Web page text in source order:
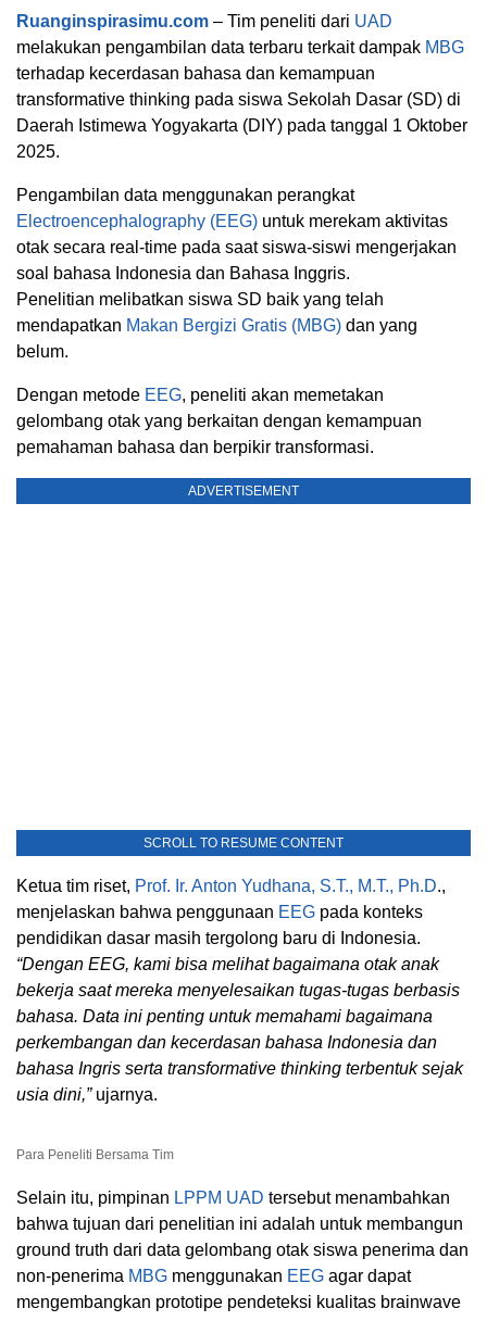
Ruanginspirasimu.com – Tim peneliti dari UAD
melakukan pengambilan data terbaru terkait dampak MBG
terhadap kecerdasan bahasa dan kemampuan
transformative thinking pada siswa Sekolah Dasar (SD) di
Daerah Istimewa Yogyakarta (DIY) pada tanggal 1 Oktober
2025.
Pengambilan data menggunakan perangkat
Electroencephalography (EEG) untuk merekam aktivitas
otak secara real-time pada saat siswa-siswi mengerjakan
soal bahasa Indonesia dan Bahasa Inggris.
Penelitian melibatkan siswa SD baik yang telah
mendapatkan Makan Bergizi Gratis (MBG) dan yang
belum.
Dengan metode EEG, peneliti akan memetakan
gelombang otak yang berkaitan dengan kemampuan
pemahaman bahasa dan berpikir transformasi.
ADVERTISEMENT
SCROLL TO RESUME CONTENT
Ketua tim riset, Prof. Ir. Anton Yudhana, S.T., M.T., Ph.D.,
menjelaskan bahwa penggunaan EEG pada konteks
pendidikan dasar masih tergolong baru di Indonesia.
“Dengan EEG, kami bisa melihat bagaimana otak anak
bekerja saat mereka menyelesaikan tugas-tugas berbasis
bahasa. Data ini penting untuk memahami bagaimana
perkembangan dan kecerdasan bahasa Indonesia dan
bahasa Ingris serta transformative thinking terbentuk sejak
usia dini,”ujarnya.
Para Peneliti Bersama Tim
Selain itu, pimpinan LPPM UAD tersebut menambahkan
bahwa tujuan dari penelitian ini adalah untuk membangun
ground truth dari data gelombang otak siswa penerima dan
non-penerima MBG menggunakan EEG agar dapat
mengembangkan prototipe pendeteksi kualitas brainwave